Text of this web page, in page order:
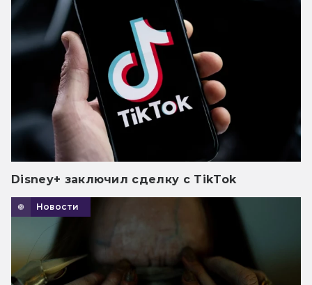
Disney+ заключил сделку с TikTok
Новости